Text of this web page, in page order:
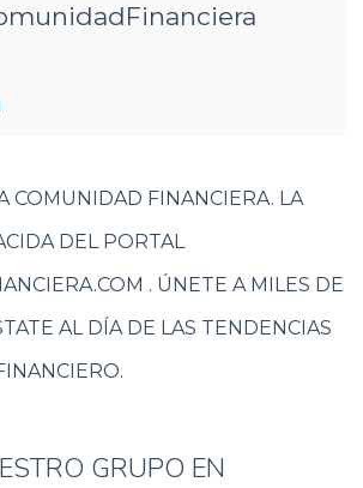
COMUNIDAD FINANCIERA. LA
DEL PORTAL
. ÚNETE A MILES DE
AL DÍA DE LAS TENDENCIAS
GRUPO EN